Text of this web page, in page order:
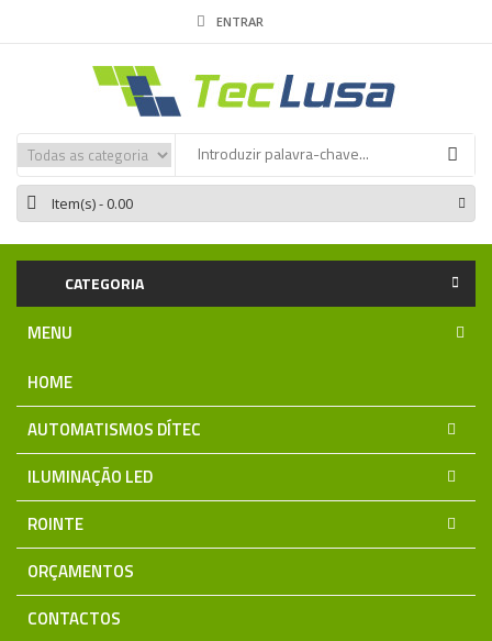
ENTRAR
Item(s)- 0.00
CATEGORIA
MENU
HOME
AUTOMATISMOS DÍTEC
ILUMINAÇÃO LED
ROINTE
ORÇAMENTOS
CONTACTOS